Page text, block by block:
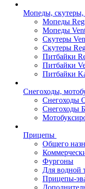
Мопеды, скутеры,
Мопеды
Мопеды
Скутеры
Скутеры
Питбайки
Питбайки
Питбайки
Снегоходы,
Снегоходы
Снегоходы
Прицепы
Общего
Фургоны
Для водной
Прицепы-